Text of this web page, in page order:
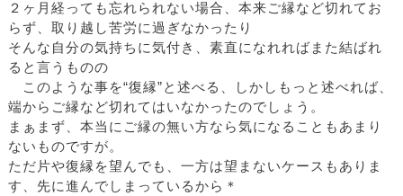
２ヶ月経っても忘れられない場合、本来ご縁など切れてお
らず、取り越し苦労に過ぎなかったり
そんな自分の気持ちに気付き、素直になれればまた結ばれ
ると言うものの
このような事を“復縁”と述べる、しかしもっと述べれば、
端からご縁など切れてはいなかったのでしょう。
まぁまず、本当にご縁の無い方なら気になることもあまり
ないものですが。
ただ片や復縁を望んでも、一方は望まないケースもありま
す、先に進んでしまっているから＊